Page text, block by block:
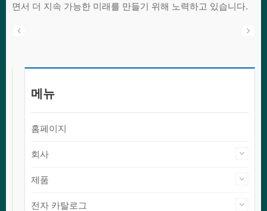
면서 더 지속 가능한 미래를 만들기 위해 노력하고 있습니다.
메뉴
홈페이지
회사
제품
전자 카탈로그